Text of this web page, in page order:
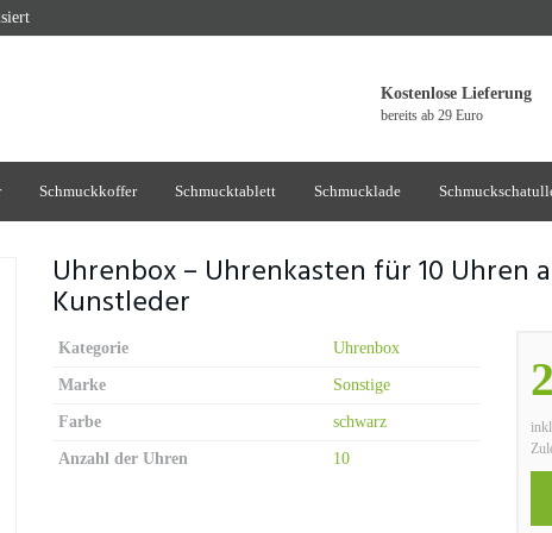
Kostenlose Lieferung
bereits ab 29 Euro
Schmuckkoffer Schmucktablett Schmucklade
Uhrenbox – Uhrenkasten für 10 Uhren
Kunstleder
Kategorie Uhrenbox
Marke Sonstige
Farbe schwarz
Anzahl der Uhren 10